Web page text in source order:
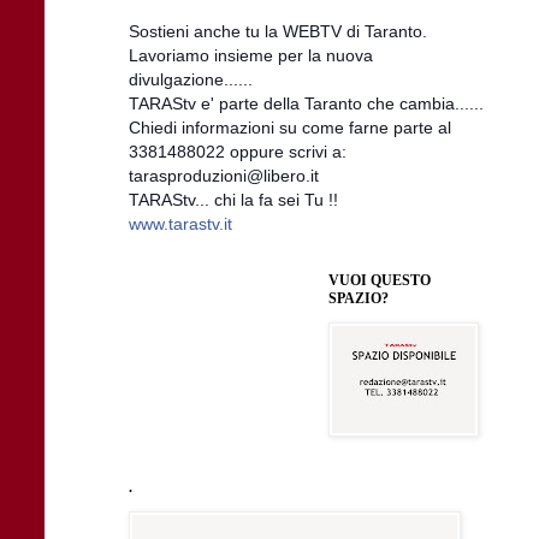
Sostieni anche tu la WEBTV di Taranto.
Lavoriamo insieme per la nuova
divulgazione......
TARAStv e' parte della Taranto che cambia......
Chiedi informazioni su come farne parte al
3381488022 oppure scrivi a:
tarasproduzioni@libero.it
TARAStv... chi la fa sei Tu !!
www.tarastv.it
VUOI QUESTO
SPAZIO?
.